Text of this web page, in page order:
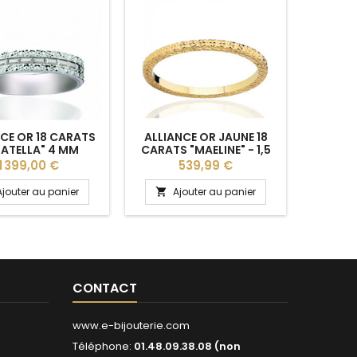
OR 18 CARATS
4 MM
399,00 €
au panier
ALLIANCE OR JAUNE 18
CARATS "MAELINE" - 1,5
MM
Prix
539,99 €
 Ajouter au panier
CONTACT
www.e-bijouterie.com
Téléphone: 01.48.09.38.08 (non